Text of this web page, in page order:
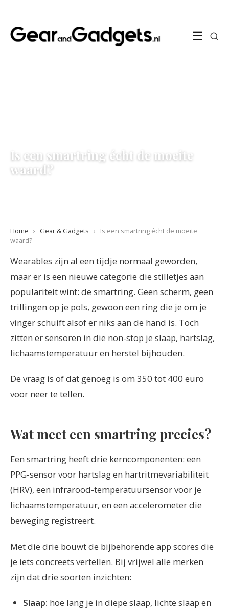
☰
Is een smartring écht de moeite
waard?
Home › Gear & Gadgets ›
Is een smartring écht de moeite
waard?
Wearables zijn al een tijdje normaal geworden,
maar er is een nieuwe categorie die stilletjes aan
populariteit wint: de smartring. Geen scherm, geen
trillingen op je pols, gewoon een ring die je om je
vinger schuift alsof er niks aan de hand is. Toch
zitten er sensoren in die non-stop je slaap, hartslag,
lichaamstemperatuur en herstel bijhouden.
De vraag is of dat genoeg is om 350 tot 400 euro
voor neer te tellen.
Wat meet een smartring precies?
Een smartring heeft drie kerncomponenten: een
PPG-sensor voor hartslag en hartritmevariabiliteit
(HRV), een infrarood-temperatuursensor voor je
lichaamstemperatuur, en een accelerometer die
beweging registreert.
Met die drie bouwt de bijbehorende app scores die
je iets concreets vertellen. Bij vrijwel alle merken
zijn dat drie soorten inzichten:
Slaap: hoe lang je in diepe slaap, lichte slaap en